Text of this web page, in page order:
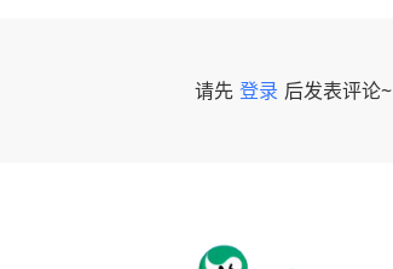
请先 登录 后发表评论~